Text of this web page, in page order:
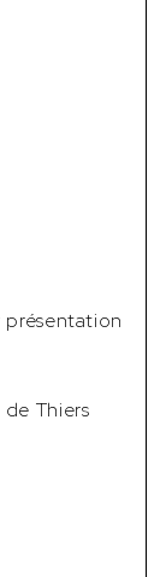
Thiers